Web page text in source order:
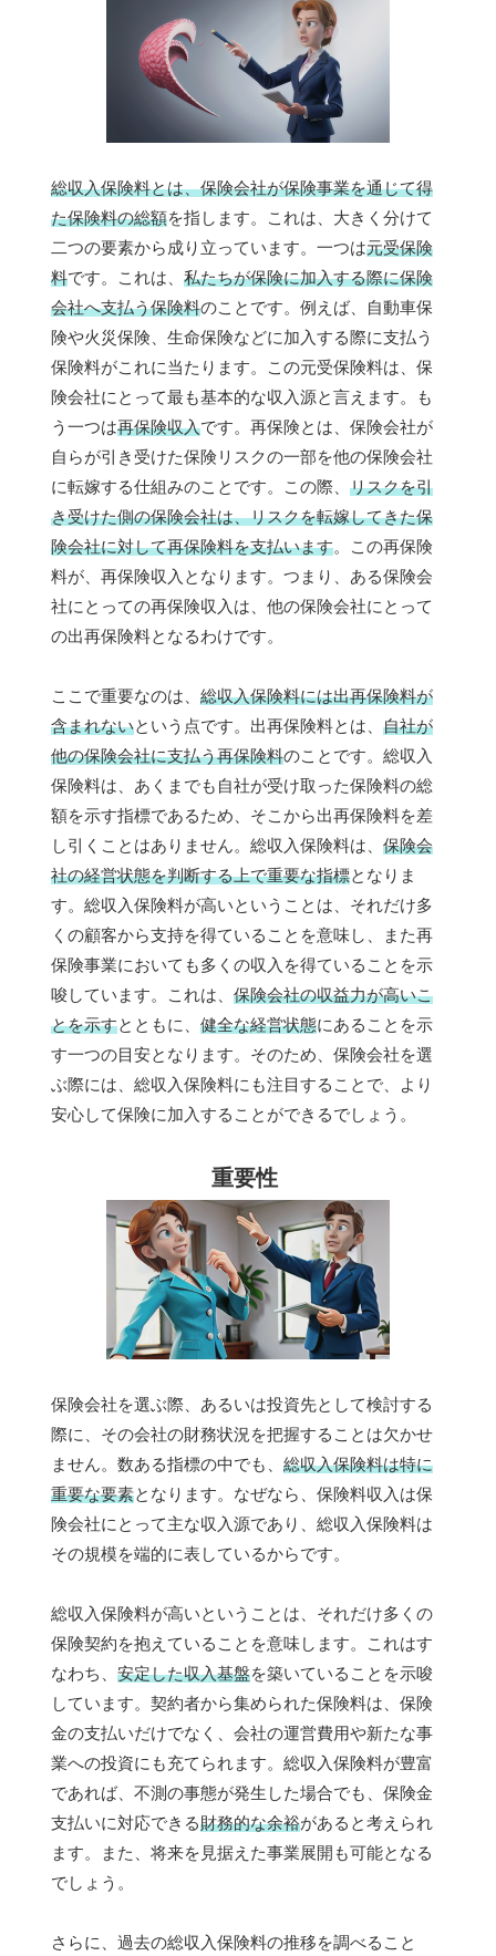
総収入保険料とは、保険会社が保険事業を通じて得
た保険料の総額を指します。これは、大きく分けて
二つの要素から成り立っています。一つは元受保険
料です。これは、 私たちが保険に加入する際に保険
会社へ支払う保険料のことです。例えば、自動車保
険や火災保険、生命保険などに加入する際に支払う
保険料がこれに当たります。この元受保険料は、保
険会社にとって最も基本的な収入源と言えます。も
う一つは再保険収入です。再保険とは、保険会社が
自らが引き受けた保険リスクの一部を他の保険会社
に転嫁する仕組みのことです。この際、 リスクを引
き受けた側の保険会社は、リスクを転嫁してきた保
険会社に対して再保険料を支払います。この再保険
料が、再保険収入となります。つまり、ある保険会
社にとっての再保険収入は、他の保険会社にとって
の出再保険料となるわけです。
ここで重要なのは、 総収入保険料には出再保険料が
含まれないという点です。出再保険料とは、 自社が
他の保険会社に支払う再保険料のことです。総収入
保険料は、あくまでも自社が受け取った保険料の総
額を示す指標であるため、そこから出再保険料を差
し引くことはありません。総収入保険料は、 保険会
社の経営状態を判断する上で重要な指標となりま
す。総収入保険料が高いということは、それだけ多
くの顧客から支持を得ていることを意味し、また再
保険事業においても多くの収入を得ていることを示
唆しています。これは、 保険会社の収益力が高いこ
とを示すとともに、 健全な経営状態にあることを示
す一つの目安となります。そのため、保険会社を選
ぶ際には、総収入保険料にも注目することで、より
安心して保険に加入することができるでしょう。
重要性
保険会社を選ぶ際、あるいは投資先として検討する
際に、その会社の財務状況を把握することは欠かせ
ません。数ある指標の中でも、 総収入保険料は特に
重要な要素となります。なぜなら、保険料収入は保
険会社にとって主な収入源であり、総収入保険料は
その規模を端的に表しているからです。
総収入保険料が高いということは、それだけ多くの
保険契約を抱えていることを意味します。これはす
なわち、 安定した収入基盤を築いていることを示唆
しています。契約者から集められた保険料は、保険
金の支払いだけでなく、会社の運営費用や新たな事
業への投資にも充てられます。総収入保険料が豊富
であれば、不測の事態が発生した場合でも、保険金
支払いに対応できる財務的な余裕があると考えられ
ます。また、将来を見据えた事業展開も可能となる
でしょう。
さらに、過去の総収入保険料の推移を調べること